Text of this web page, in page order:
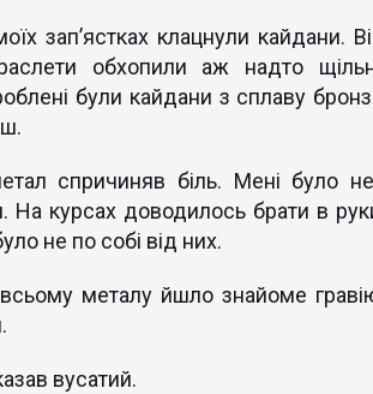
зап’ястках клацнули кайдани.
обхопили аж надто
були кайдани з сплаву
спричиняв біль. Мені було
На курсах доводилось брати в
не по собі від них.
металу йшло знайоме
вусатий.